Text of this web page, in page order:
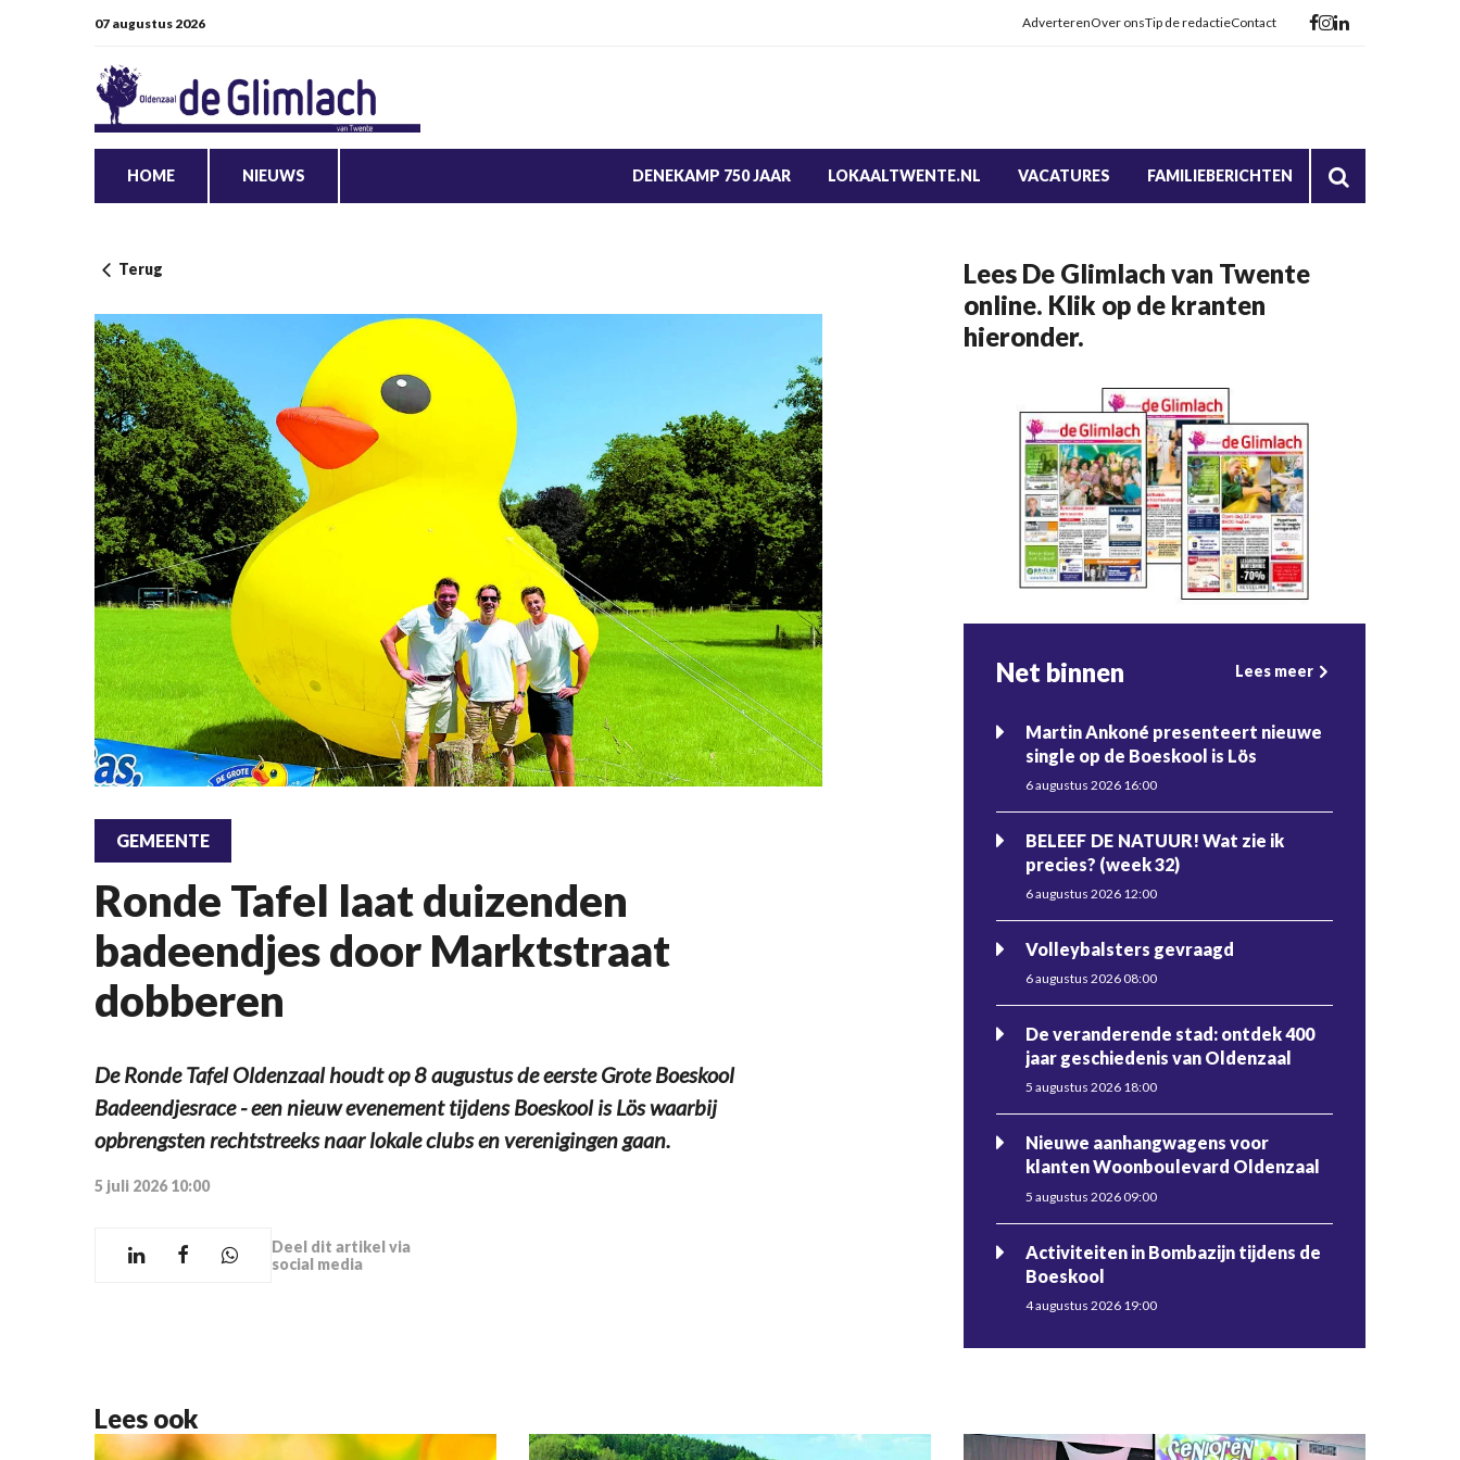
07 augustus 2026 AdverterenOver onsTip de redactieContact
HOME NIEUWS DENEKAMP 750 JAAR LOKAALTWENTE.NL VACATURES FAMILIEBERICHTEN
Terug
GEMEENTE
Ronde Tafel laat duizenden
badeendjes door Marktstraat
dobberen
De Ronde Tafel Oldenzaal houdt op 8 augustus de eerste Grote Boeskool
Badeendjesrace - een nieuw evenement tijdens Boeskool is Lös waarbij
opbrengsten rechtstreeks naar lokale clubs en verenigingen gaan.
5 juli 2026 10:00
Deel dit artikel via
social media
Lees De Glimlach van Twente
online. Klik op de kranten
hieronder.
Net binnen Lees meer
Martin Ankoné presenteert nieuwe
single op de Boeskool is Lös
6 augustus 2026 16:00
BELEEF DE NATUUR! Wat zie ik
precies? (week 32)
6 augustus 2026 12:00
Volleybalsters gevraagd
6 augustus 2026 08:00
De veranderende stad: ontdek 400
jaar geschiedenis van Oldenzaal
5 augustus 2026 18:00
Nieuwe aanhangwagens voor
klanten Woonboulevard Oldenzaal
5 augustus 2026 09:00
Activiteiten in Bombazijn tijdens de
Boeskool
4 augustus 2026 19:00
Lees ook